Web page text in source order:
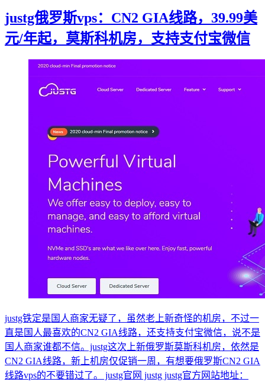
justg俄罗斯vps：CN2 GIA线路，39.99美
元/年起，莫斯科机房，支持支付宝微信
justg铁定是国人商家无疑了，虽然老上新奇怪的机房，不过一
直是国人最喜欢的CN2 GIA线路，还支持支付宝微信，说不是
国人商家谁都不信。justg这次上新俄罗斯莫斯科机房，依然是
CN2 GIA线路，新上机房仅促销一周，有想要俄罗斯CN2 GIA
线路vps的不要错过了。 justg官网 justg justg官方网站地址：